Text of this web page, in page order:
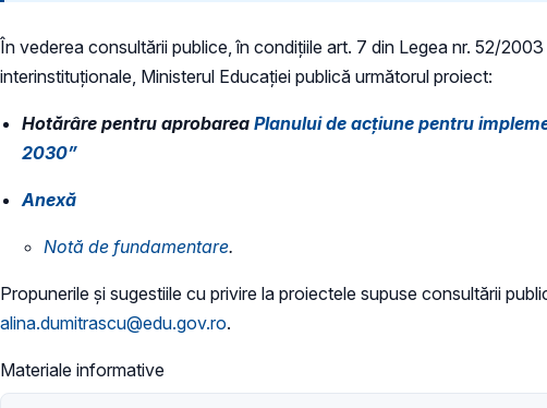
În vederea consultării publice, în condiţiile art. 7 din Legea nr. 52/
interinstituționale, Ministerul Educaţiei publică următorul proiect:
Hotărâre pentru aprobarea Planului de acțiune pentru
2030”
Anexă
​Notă de fundamentare.
Propunerile și sugestiile cu privire la proiectele supuse consultării
alina.dumitrascu@edu.gov.ro.
Materiale informative